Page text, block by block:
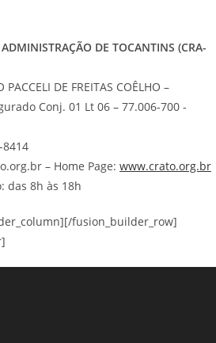
DE TOCANTINS (CRA-
DE FREITAS COÊLHO –
Conj. 01 Lt 06 – 77.006-700 -
8414
– Home Page: www.crato.org.br
das 8h às 18h
fusion_builder_row]